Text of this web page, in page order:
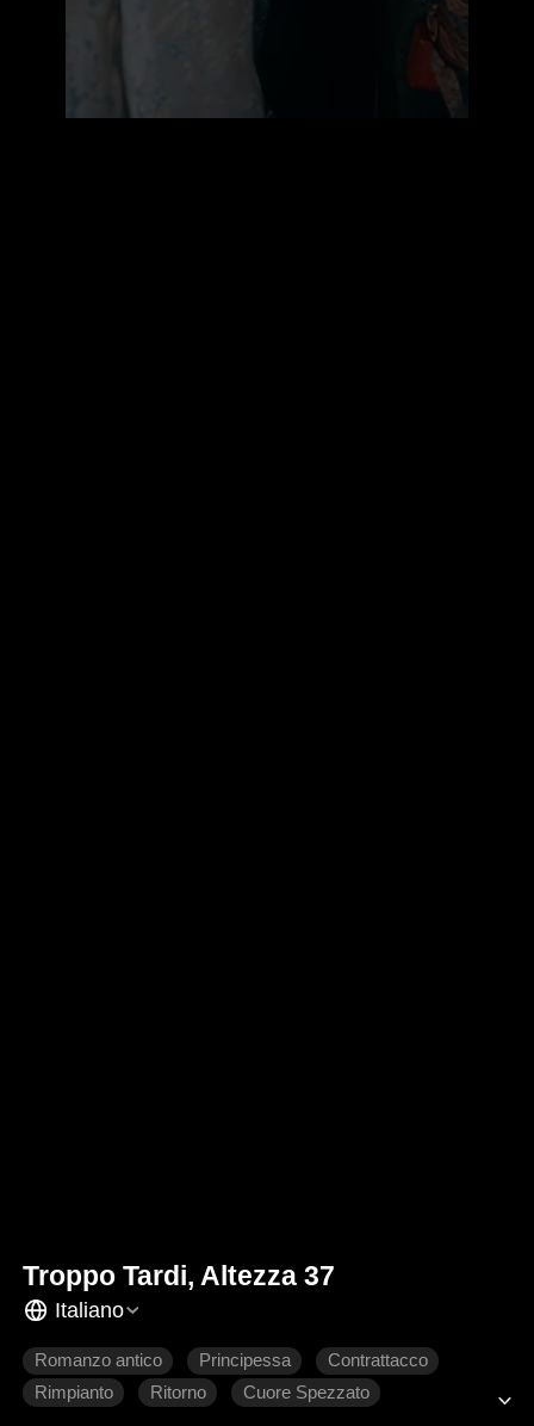
Troppo Tardi, Altezza 37
Italiano
Romanzo antico Principessa
Contrattacco
Rimpianto
Ritorno Cuore Spezzato